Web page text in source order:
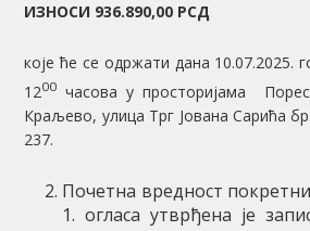
ИЗНОСИ 936.890,00 РСД
кoje ће се одржати дана 10.07.2025.
1200 часова у просторијама
Краљево, улица Трг Јована Сарића
237.
Почетна вредност
1. огласа утврђена је